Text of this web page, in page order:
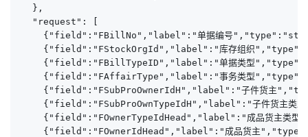
  },
  "request": [
{"field":"FBillNo","label":"单据编号
{"field":"FStockOrgId","label":"库存组织
{"field":"FBillTypeID","label":"单据类型
{"field":"FAffairType","label":"事务类型
{"field":"FSubProOwnerIdH","label":"子件货主
{"field":"FSubProOwnTypeIdH","label":"子件货主
{"field":"FOwnerTypeIdHead","label":"成品货主类
{"field":"FOwnerIdHead","label":"成品货主